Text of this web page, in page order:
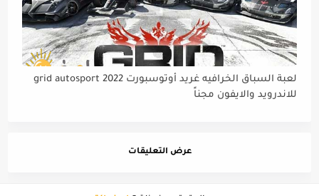
لعبة السباق الخرافيه غريد أوتوسبورت grid autosport 2022
للاندرويد والايفون مجناً
عرض التعليقات